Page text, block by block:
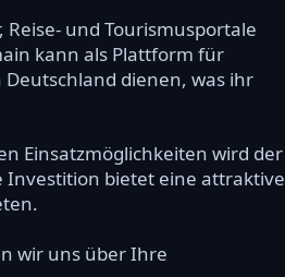
und Tourismusportale
kann als Plattform für
dienen, was ihr
Einsatzmöglichkeiten wird der
Investition bietet eine attraktive
wir uns über Ihre